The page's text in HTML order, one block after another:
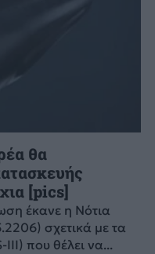
θα
[pics]
έκανε η Νότια
σχετικά με τα
III) που θέλει να...